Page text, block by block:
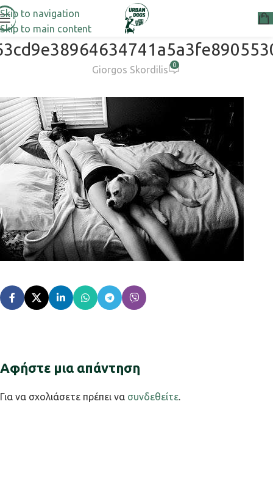
Skip to navigation
Skip to main content
Giorgos Skordilis 0
Αφήστε μια απάντηση
Για να σχολιάσετε πρέπει να συνδεθείτε.